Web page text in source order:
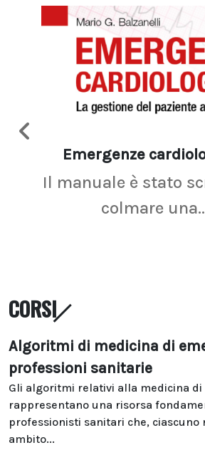
Emergenze
Il manuale è stato
colmare
CORSI
Algoritmi di medicina di
professioni sanitarie
Gli algoritmi relativi alla medicina di
rappresentano una risorsa
professionisti sanitari che, ciascuno
ambito...